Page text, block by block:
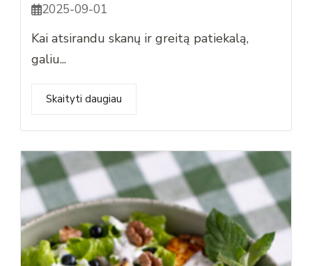
2025-09-01
Kai atsirandu skanų ir greitą patiekalą,
galiu...
Skaityti daugiau